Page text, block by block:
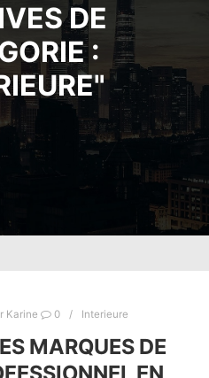
DE
:
"
Karine 0 Interieure
MARQUES DE